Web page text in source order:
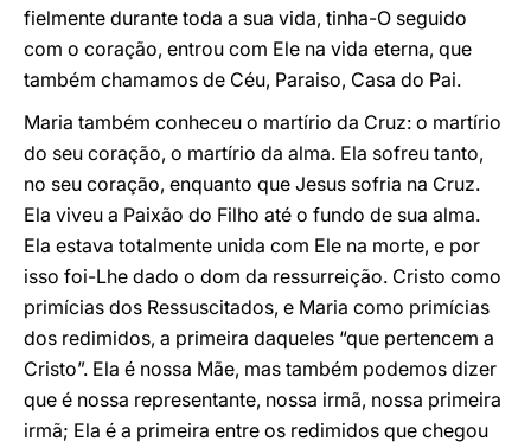
fielmente durante toda a sua vida, tinha-O seguido
com o coração, entrou com Ele na vida eterna, que
também chamamos de Céu, Paraiso, Casa do Pai.
Maria também conheceu o martírio da Cruz: o martírio
do seu coração, o martírio da alma. Ela sofreu tanto,
no seu coração, enquanto que Jesus sofria na Cruz.
Ela viveu a Paixão do Filho até o fundo de sua alma.
Ela estava totalmente unida com Ele na morte, e por
isso foi-Lhe dado o dom da ressurreição. Cristo como
primícias dos Ressuscitados, e Maria como primícias
dos redimidos, a primeira daqueles “que pertencem a
Cristo”. Ela é nossa Mãe, mas também podemos dizer
que é nossa representante, nossa irmã, nossa primeira
irmã; Ela é a primeira entre os redimidos que chegou